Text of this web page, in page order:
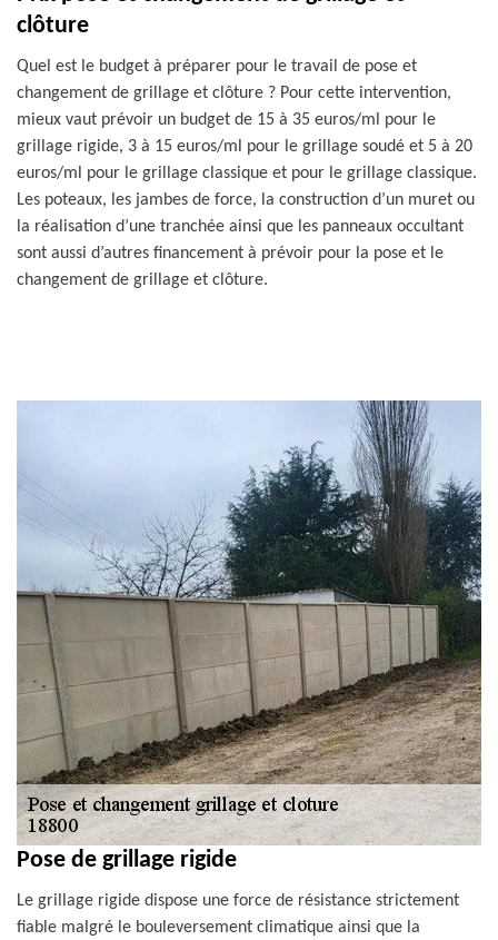
clôture
Quel est le budget à préparer pour le travail de pose et
changement de grillage et clôture ? Pour cette intervention,
mieux vaut prévoir un budget de 15 à 35 euros/ml pour le
grillage rigide, 3 à 15 euros/ml pour le grillage soudé et 5 à 20
euros/ml pour le grillage classique et pour le grillage classique.
Les poteaux, les jambes de force, la construction d’un muret ou
la réalisation d’une tranchée ainsi que les panneaux occultant
sont aussi d’autres financement à prévoir pour la pose et le
changement de grillage et clôture.
Pose de grillage rigide
Le grillage rigide dispose une force de résistance strictement
fiable malgré le bouleversement climatique ainsi que la